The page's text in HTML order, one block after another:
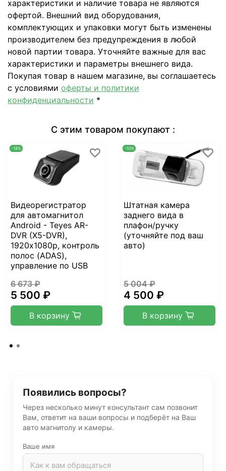
характеристики и наличие товара не являются
офертой. Внешний вид оборудования,
комплектующих и упаковки могут быть изменены
производителем без предупреждения в любой
новой партии товара. Уточняйте важные для вас
характеристики и параметры внешнего вида.
Покупая товар в нашем магазине, вы соглашаетесь
с условиями оферты и политики
конфиденциальности *
С этим товаром покупают :
-18%
Видеорегистратор
для автомагнитол
Android - Teyes AR-
DVR (X5-DVR),
1920х1080p, контроль
полос (ADAS),
управление по USB
6 673 ₽
5 500 ₽
В корзину
-10%
Штатная камера
заднего вида в
плафон/ручку
(уточняйте под ваш
авто)
5 004 ₽
4 500 ₽
В корзину
Появились вопросы?
Через несколько минут консультант сам позвонит
Вам, ответит на ваши вопросы и подберёт на Ваш
авто магнитолу и камеры.
Ваше имя